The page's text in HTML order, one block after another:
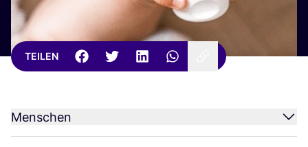
TEILEN
Menschen